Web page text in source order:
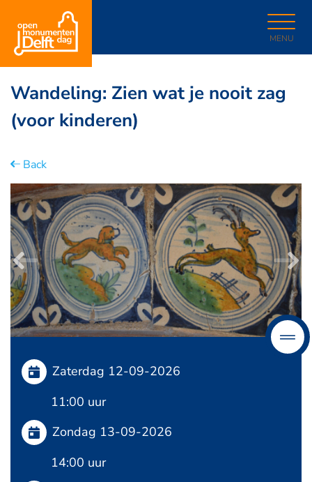
MENU
Wandeling: Zien wat je nooit zag
(voor kinderen)
Back
Zaterdag 12-09-2026
11:00 uur
Zondag 13-09-2026
14:00 uur